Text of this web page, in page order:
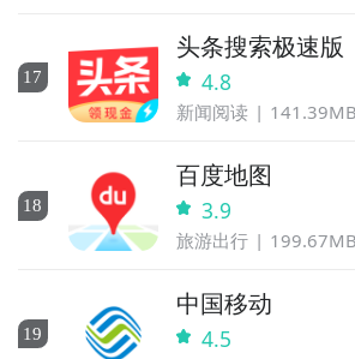
17
头条搜索极速版
4.8
新闻阅读 141.39MB
18
百度地图
3.9
旅游出行 199.67MB
19
中国移动
4.5